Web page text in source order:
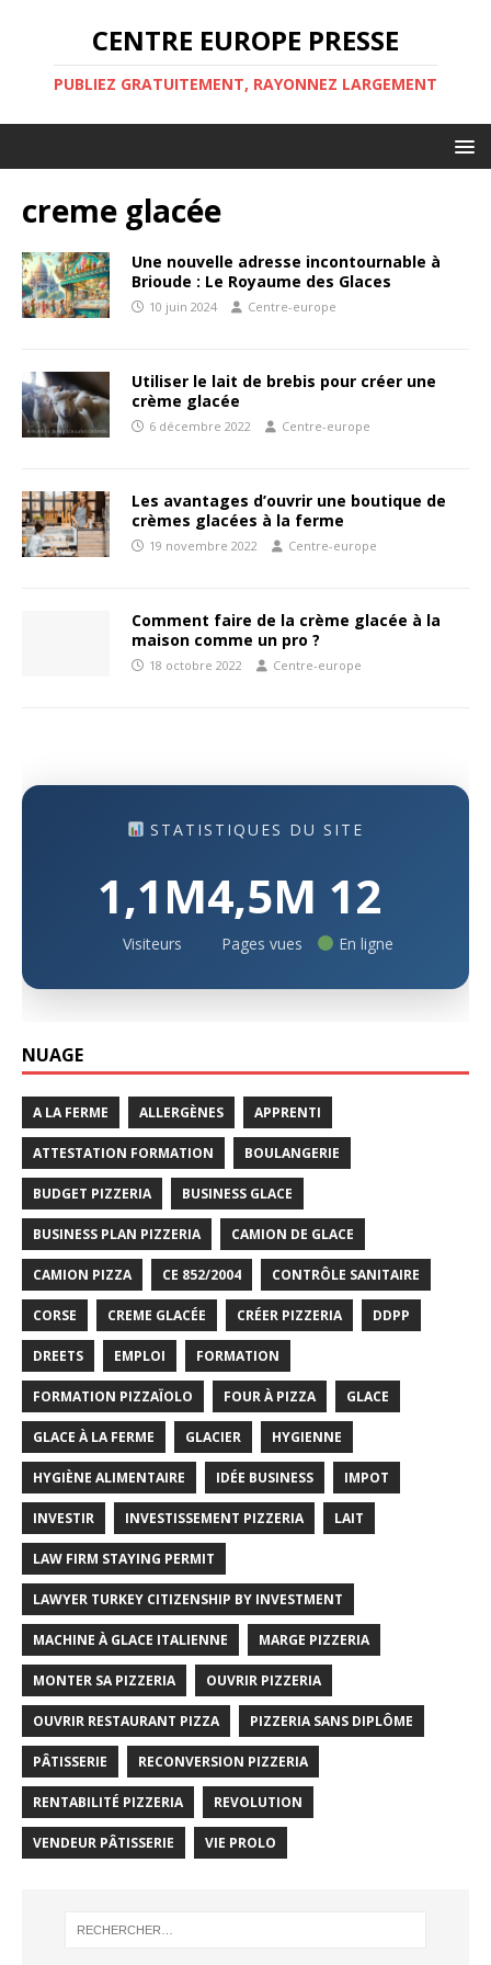
CENTRE EUROPE PRESSE
PUBLIEZ GRATUITEMENT, RAYONNEZ LARGEMENT
creme glacée
Une nouvelle adresse incontournable à
Brioude : Le Royaume des Glaces
10 juin 2024 Centre-europe
Utiliser le lait de brebis pour créer une
crème glacée
6 décembre 2022 Centre-europe
Les avantages d’ouvrir une boutique de
crèmes glacées à la ferme
19 novembre 2022 Centre-europe
Comment faire de la crème glacée à la
maison comme un pro ?
18 octobre 2022 Centre-europe
STATISTIQUES DU SITE
1,1M
Visiteurs
4,5M
Pages vues
12
En ligne
NUAGE
A LA FERME ALLERGÈNES APPRENTI
ATTESTATION FORMATION BOULANGERIE
BUDGET PIZZERIA BUSINESS GLACE
BUSINESS PLAN PIZZERIA CAMION DE GLACE
CAMION PIZZA CE 852/2004 CONTRÔLE SANITAIRE
CORSE CREME GLACÉE CRÉER PIZZERIA DDPP
DREETS EMPLOI FORMATION
FORMATION PIZZAÏOLO FOUR À PIZZA GLACE
GLACE À LA FERME GLACIER HYGIENNE
HYGIÈNE ALIMENTAIRE IDÉE BUSINESS IMPOT
INVESTIR INVESTISSEMENT PIZZERIA LAIT
LAW FIRM STAYING PERMIT
LAWYER TURKEY CITIZENSHIP BY INVESTMENT
MACHINE À GLACE ITALIENNE MARGE PIZZERIA
MONTER SA PIZZERIA OUVRIR PIZZERIA
OUVRIR RESTAURANT PIZZA PIZZERIA SANS DIPLÔME
PÂTISSERIE RECONVERSION PIZZERIA
RENTABILITÉ PIZZERIA REVOLUTION
VENDEUR PÂTISSERIE VIE PROLO